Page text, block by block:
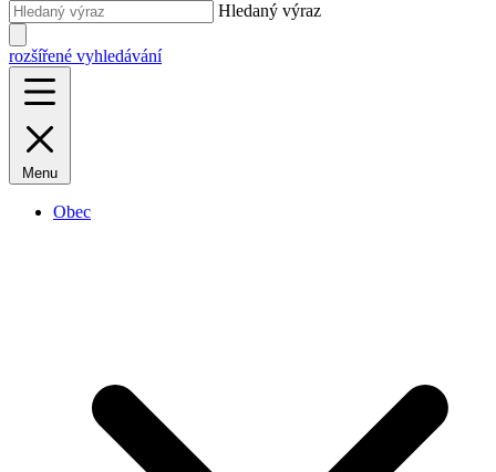
Hledaný výraz
rozšířené vyhledávání
Menu
Obec